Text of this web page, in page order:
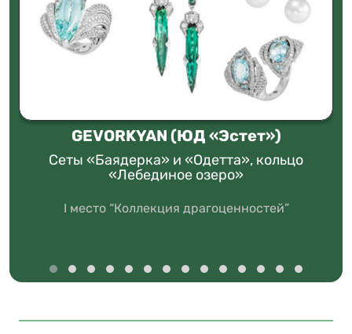
GEVORKYAN (ЮД «Эстет»)
Сеты «Баядерка» и «Одетта», кольцо
«Лебединое озеро»
I место “Коллекция драгоценностей”